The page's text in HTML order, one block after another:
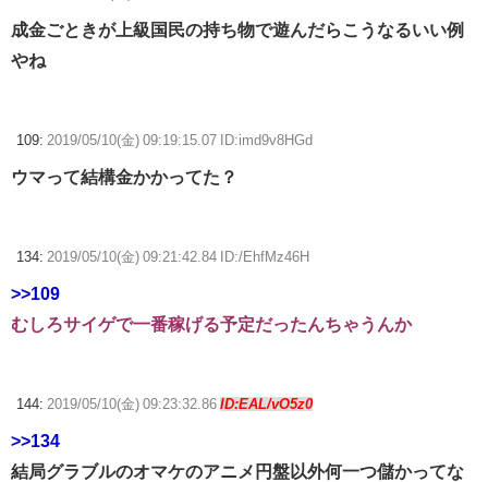
成金ごときが上級国民の持ち物で遊んだらこうなるいい例
やね
109: 2019/05/10(金) 09:19:15.07 ID:imd9v8HGd
ウマって結構金かかってた？
134: 2019/05/10(金) 09:21:42.84 ID:/EhfMz46H
>>109
むしろサイゲで一番稼げる予定だったんちゃうんか
144: 2019/05/10(金) 09:23:32.86 ID:EAL/vO5z0
>>134
結局グラブルのオマケのアニメ円盤以外何一つ儲かってな